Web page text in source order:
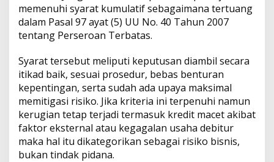
memenuhi syarat kumulatif sebagaimana tertuang
dalam Pasal 97 ayat (5) UU No. 40 Tahun 2007
tentang Perseroan Terbatas.
Syarat tersebut meliputi keputusan diambil secara
itikad baik, sesuai prosedur, bebas benturan
kepentingan, serta sudah ada upaya maksimal
memitigasi risiko. Jika kriteria ini terpenuhi namun
kerugian tetap terjadi termasuk kredit macet akibat
faktor eksternal atau kegagalan usaha debitur
maka hal itu dikategorikan sebagai risiko bisnis,
bukan tindak pidana.